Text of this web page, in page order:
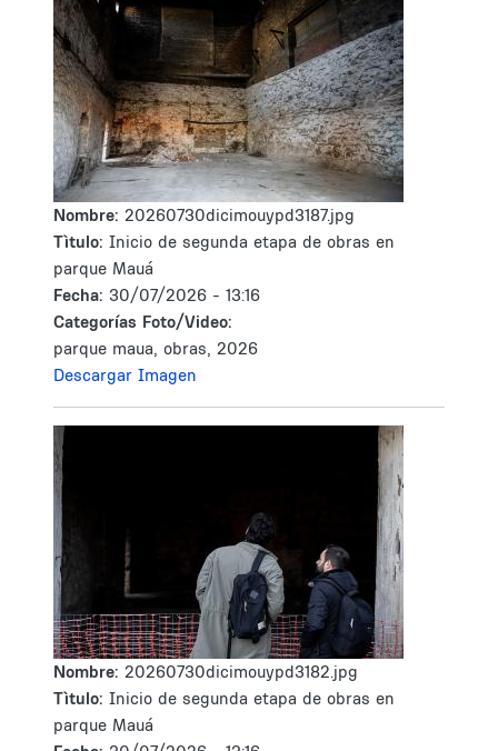
Nombre: 20260730dicimouypd3187.jpg
Tìtulo: Inicio de segunda etapa de obras en
parque Mauá
Fecha: 30/07/2026 - 13:16
Categorías Foto/Video:
parque maua, obras, 2026
Descargar Imagen
Nombre: 20260730dicimouypd3182.jpg
Tìtulo: Inicio de segunda etapa de obras en
parque Mauá